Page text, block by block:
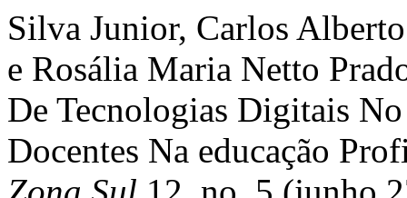
Silva Junior, Carlos
e Rosália Maria Netto
De Tecnologias Digitais
Docentes Na educação